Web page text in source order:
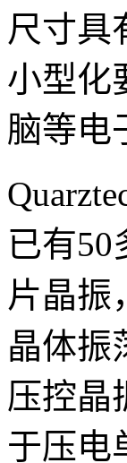
尺寸具
小型化
脑等电
已有50
片晶振，
晶体振
压控晶
于压电